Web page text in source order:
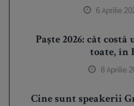
6 Aprilie
Paște 2026: cât
toate, în
8 Aprilie
Cine sunt speakerii